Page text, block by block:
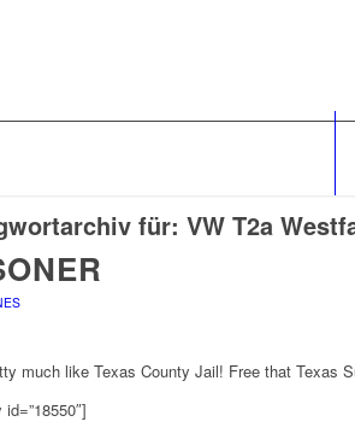
für: VW T2a
much like Texas County Jail! Free that Texas